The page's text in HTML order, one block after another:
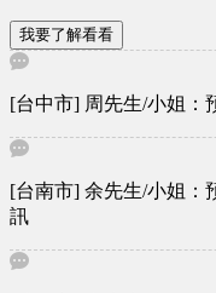
我要了解看看
[台中市] 周先生/小姐：
[台南市] 余先生/小姐：
訊